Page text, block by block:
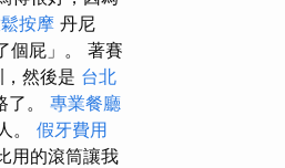
按摩 丹尼
個屁」。 著賽
然後是 台北
。 專業餐廳
。 假牙費用
用的滾筒讓我